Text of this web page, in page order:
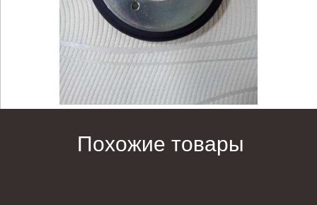
Похожие товары